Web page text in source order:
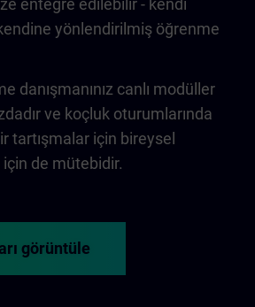
entegre edilebilir - kendi
kendine yönlendirilmiş öğrenme
danışmanınız canlı modüller
ve koçluk oturumlarında
tartışmalar için bireysel
de mütebidir.
görüntüle